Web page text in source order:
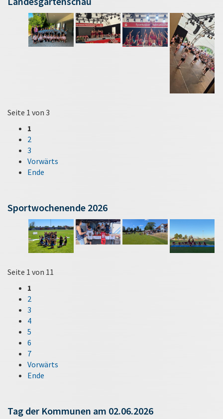
Seite 1 von 3
1
2
3
Vorwärts
Ende
Sportwochenende 2026
Seite 1 von 11
1
2
3
4
5
6
7
Vorwärts
Ende
Tag der Kommunen am 02.06.2026